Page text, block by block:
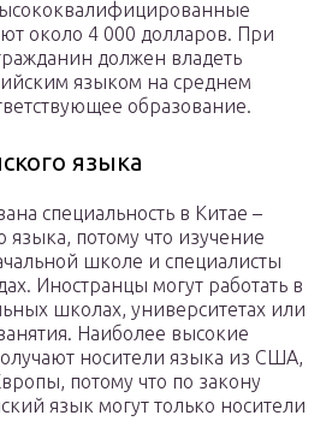
около 4 000 долларов. При
должен владеть
языком на среднем
образование.
языка
специальность в Китае –
языка, потому что изучение
школе и специалисты
Иностранцы могут работать в
школах, университетах или
Наиболее высокие
носители языка из США,
потому что по закону
язык могут только носители